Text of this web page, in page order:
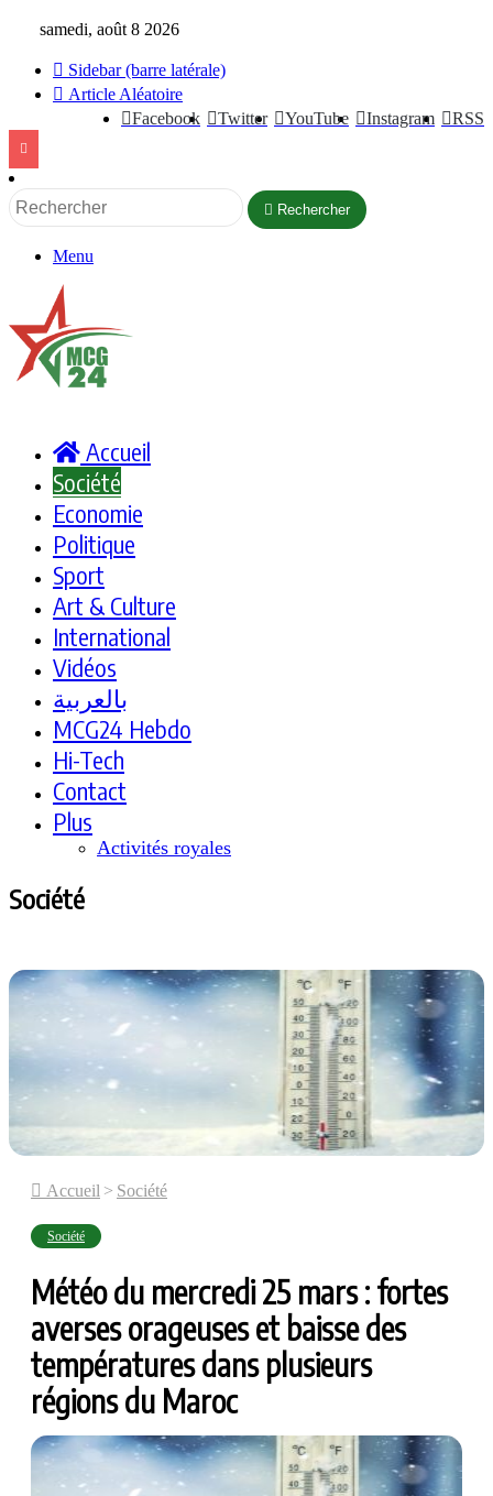
samedi, août 8 2026
Sidebar (barre latérale)
Article Aléatoire
RSS
Instagram
YouTube
Twitter
Facebook
Rechercher
Menu
Accueil
Société
Economie
Politique
Sport
Art & Culture
International
Vidéos
بالعربية
MCG24 Hebdo
Hi-Tech
Contact
Plus
Activités royales
Société
Accueil > Société
Société
Météo du mercredi 25 mars : fortes
averses orageuses et baisse des
températures dans plusieurs
régions du Maroc